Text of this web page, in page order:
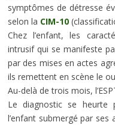
symptômes de détresse
selon la CIM-10
Chez l’enfant, les
intrusif qui se manifeste
par des mises en actes
ils remettent en scène le
Au-delà de trois mois,
Le diagnostic se heurte
l’enfant submergé par